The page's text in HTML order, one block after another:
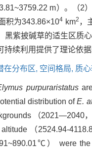
m）。（2
积为343.86×104 km2 ，
黑紫披碱草的适生区质
持续利用提供了理论依
在分布区, 空间格局, 质
purpuraristatus
distribution ofE.
（2021—2040
（2524.94-
） were